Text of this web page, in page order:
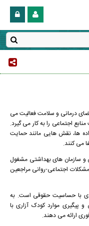
درمانی و سلامت فعالیت می
اجتماعی را به کار می گیرد.
ها، نقش هایی مانند حمایت
می کنند.
و سازمان های بهداشتی مشغول
اجتماعی-روانی مراجعین
با حساسیت حقوقی است. به
و پیگیری موارد کودک آزاری با
ارائه می دهند.